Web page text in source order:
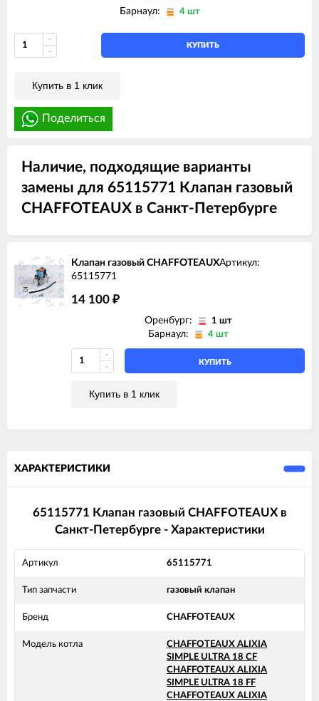
Барнаул: 4 шт
КУПИТЬ
Купить в 1 клик
Поделиться
Наличие, подходящие варианты
замены для 65115771 Клапан газовый
CHAFFOTEAUX в Санкт-Петербурге
Клапан газовый CHAFFOTEAUXАртикул:
65115771
14 100 ₽
Оренбург: 1 шт
Барнаул: 4 шт
КУПИТЬ
Купить в 1 клик
ХАРАКТЕРИСТИКИ
65115771 Клапан газовый CHAFFOTEAUX в
Санкт-Петербурге - Характеристики
Артикул 65115771
Тип запчасти газовый клапан
Бренд CHAFFOTEAUX
Модель котла
CHAFFOTEAUX ALIXIA
SIMPLE ULTRA 18 CF
CHAFFOTEAUX ALIXIA
SIMPLE ULTRA 18 FF
CHAFFOTEAUX ALIXIA